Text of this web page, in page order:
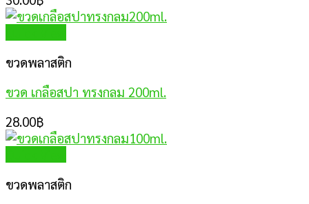
ขวดพลาสติก
ขวด เกลือสปา ทรงกลม 200ml.
28.00฿
ขวดพลาสติก